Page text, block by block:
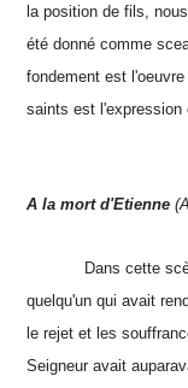
la position de fils,
été donné comme
fondement est
saints est l'expression
A la mort d'Etienne
Dans cette scène
quelqu'un qui avait
le rejet et les
Seigneur avait